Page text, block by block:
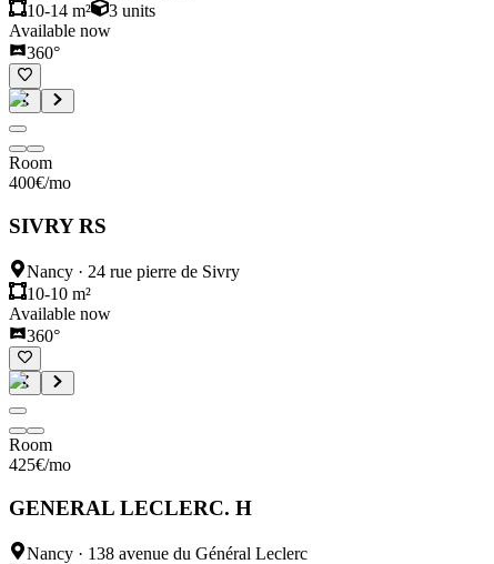
10-14 m²
3 units
Available now
360°
Room
400€/mo
SIVRY RS
Nancy · 24 rue pierre de Sivry
10-10 m²
Available now
360°
Room
425€/mo
GENERAL LECLERC. H
Nancy · 138 avenue du Général Leclerc